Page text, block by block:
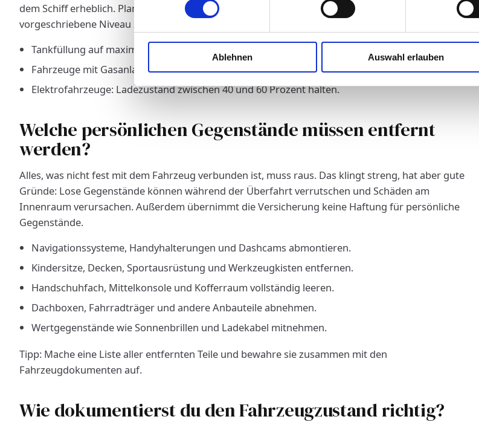
Ablehnen Auswahl erlauben
dem Schiff erheblich. Plane daher rechtzeitig vor der Anlieferung, den Tank auf das
vorgeschriebene Niveau zu bringen.
Tankfüllung auf maximal ein Viertel – bei manchen Terminals sogar weniger.
Fahrzeuge mit Gasanlagen (LPG/CNG): Gastank vollständig entleeren und Ventil schließen.
Elektrofahrzeuge: Ladezustand zwischen 40 und 60 Prozent halten.
Welche persönlichen Gegenstände müssen entfernt
werden?
Alles, was nicht fest mit dem Fahrzeug verbunden ist, muss raus. Das klingt streng, hat aber gute
Gründe: Lose Gegenstände können während der Überfahrt verrutschen und Schäden am
Innenraum verursachen. Außerdem übernimmt die Versicherung keine Haftung für persönliche
Gegenstände.
Navigationssysteme, Handyhalterungen und Dashcams abmontieren.
Kindersitze, Decken, Sportausrüstung und Werkzeugkisten entfernen.
Handschuhfach, Mittelkonsole und Kofferraum vollständig leeren.
Dachboxen, Fahrradträger und andere Anbauteile abnehmen.
Wertgegenstände wie Sonnenbrillen und Ladekabel mitnehmen.
Tipp: Mache eine Liste aller entfernten Teile und bewahre sie zusammen mit den
Fahrzeugdokumenten auf.
Wie dokumentierst du den Fahrzeugzustand richtig?